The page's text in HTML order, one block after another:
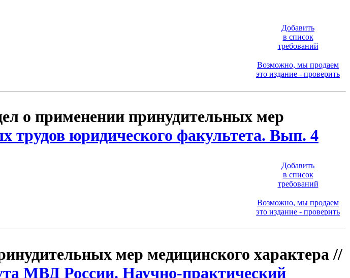
Добавить
в список
требований
Возможно, мы продаем
это издание - проверить
о применении принудительных мер
трудов юридического факультета. Вып. 4
Добавить
в список
требований
Возможно, мы продаем
это издание - проверить
мер медицинского характера //
МВД России. Научно-практический